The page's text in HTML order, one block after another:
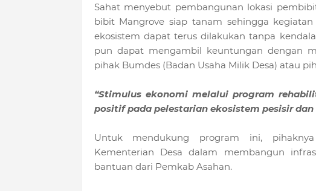
Sahat menyebut pembangunan lokasi
bibit Mangrove siap tanam sehingga
ekosistem dapat terus dilakukan tanpa
pun dapat mengambil keuntungan dengan
pihak Bumdes (Badan Usaha Milik Desa) atau
“Stimulus ekonomi melalui program
positif pada pelestarian ekosistem pesisir
Untuk mendukung program ini,
Kementerian Desa dalam membangun
bantuan dari Pemkab Asahan.